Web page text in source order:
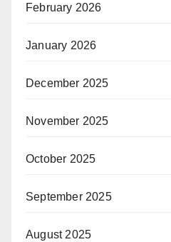
February 2026
January 2026
December 2025
November 2025
October 2025
September 2025
August 2025